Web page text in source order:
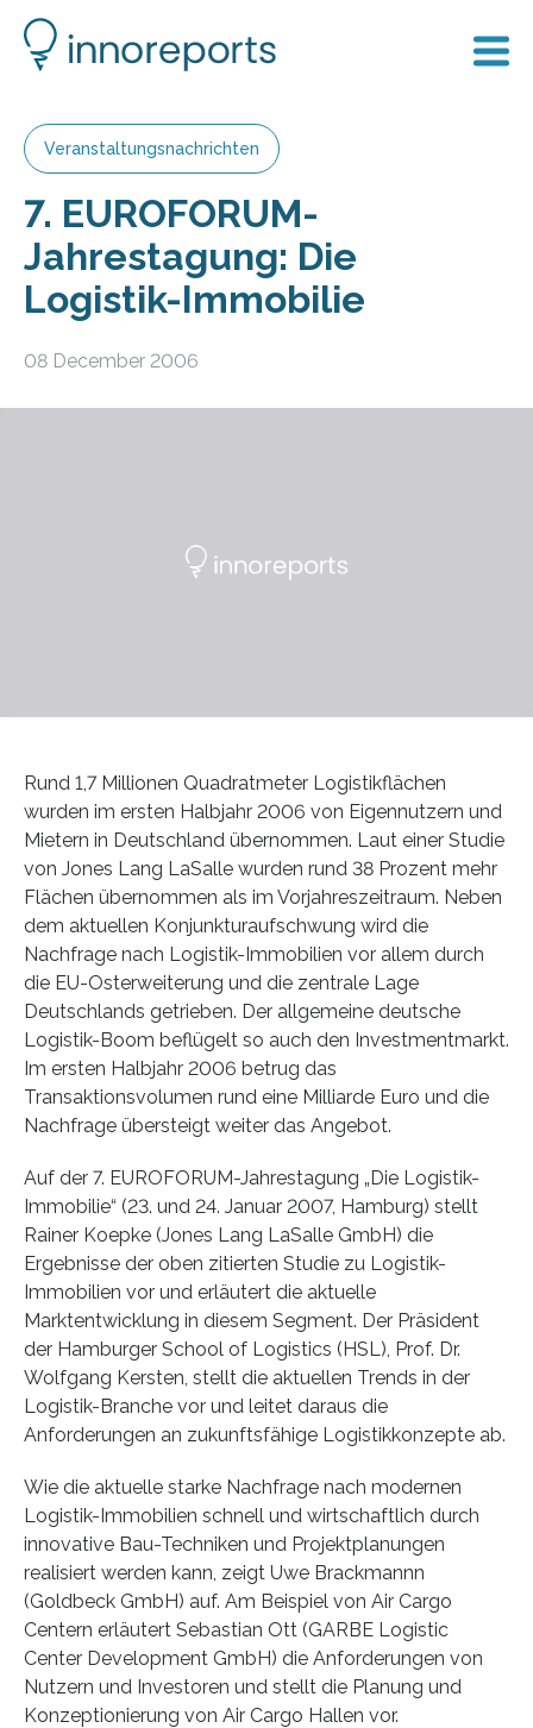
Veranstaltungsnachrichten
7. EUROFORUM-
Jahrestagung: Die
Logistik-Immobilie
08 December 2006
Rund 1,7 Millionen Quadratmeter Logistikflächen
wurden im ersten Halbjahr 2006 von Eigennutzern und
Mietern in Deutschland übernommen. Laut einer Studie
von Jones Lang LaSalle wurden rund 38 Prozent mehr
Flächen übernommen als im Vorjahreszeitraum. Neben
dem aktuellen Konjunkturaufschwung wird die
Nachfrage nach Logistik-Immobilien vor allem durch
die EU-Osterweiterung und die zentrale Lage
Deutschlands getrieben. Der allgemeine deutsche
Logistik-Boom beflügelt so auch den Investmentmarkt.
Im ersten Halbjahr 2006 betrug das
Transaktionsvolumen rund eine Milliarde Euro und die
Nachfrage übersteigt weiter das Angebot.
Auf der 7. EUROFORUM-Jahrestagung „Die Logistik-
Immobilie“ (23. und 24. Januar 2007, Hamburg) stellt
Rainer Koepke (Jones Lang LaSalle GmbH) die
Ergebnisse der oben zitierten Studie zu Logistik-
Immobilien vor und erläutert die aktuelle
Marktentwicklung in diesem Segment. Der Präsident
der Hamburger School of Logistics (HSL), Prof. Dr.
Wolfgang Kersten, stellt die aktuellen Trends in der
Logistik-Branche vor und leitet daraus die
Anforderungen an zukunftsfähige Logistikkonzepte ab.
Wie die aktuelle starke Nachfrage nach modernen
Logistik-Immobilien schnell und wirtschaftlich durch
innovative Bau-Techniken und Projektplanungen
realisiert werden kann, zeigt Uwe Brackmannn
(Goldbeck GmbH) auf. Am Beispiel von Air Cargo
Centern erläutert Sebastian Ott (GARBE Logistic
Center Development GmbH) die Anforderungen von
Nutzern und Investoren und stellt die Planung und
Konzeptionierung von Air Cargo Hallen vor.